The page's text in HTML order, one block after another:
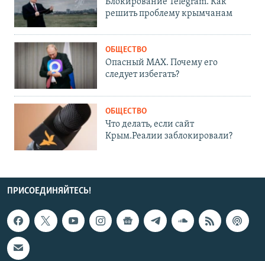
решить проблему крымчанам
ОБЩЕСТВО
Опасный MAX. Почему его
следует избегать?
ОБЩЕСТВО
Что делать, если сайт
Крым.Реалии заблокировали?
ПРИСОЕДИНЯЙТЕСЬ!